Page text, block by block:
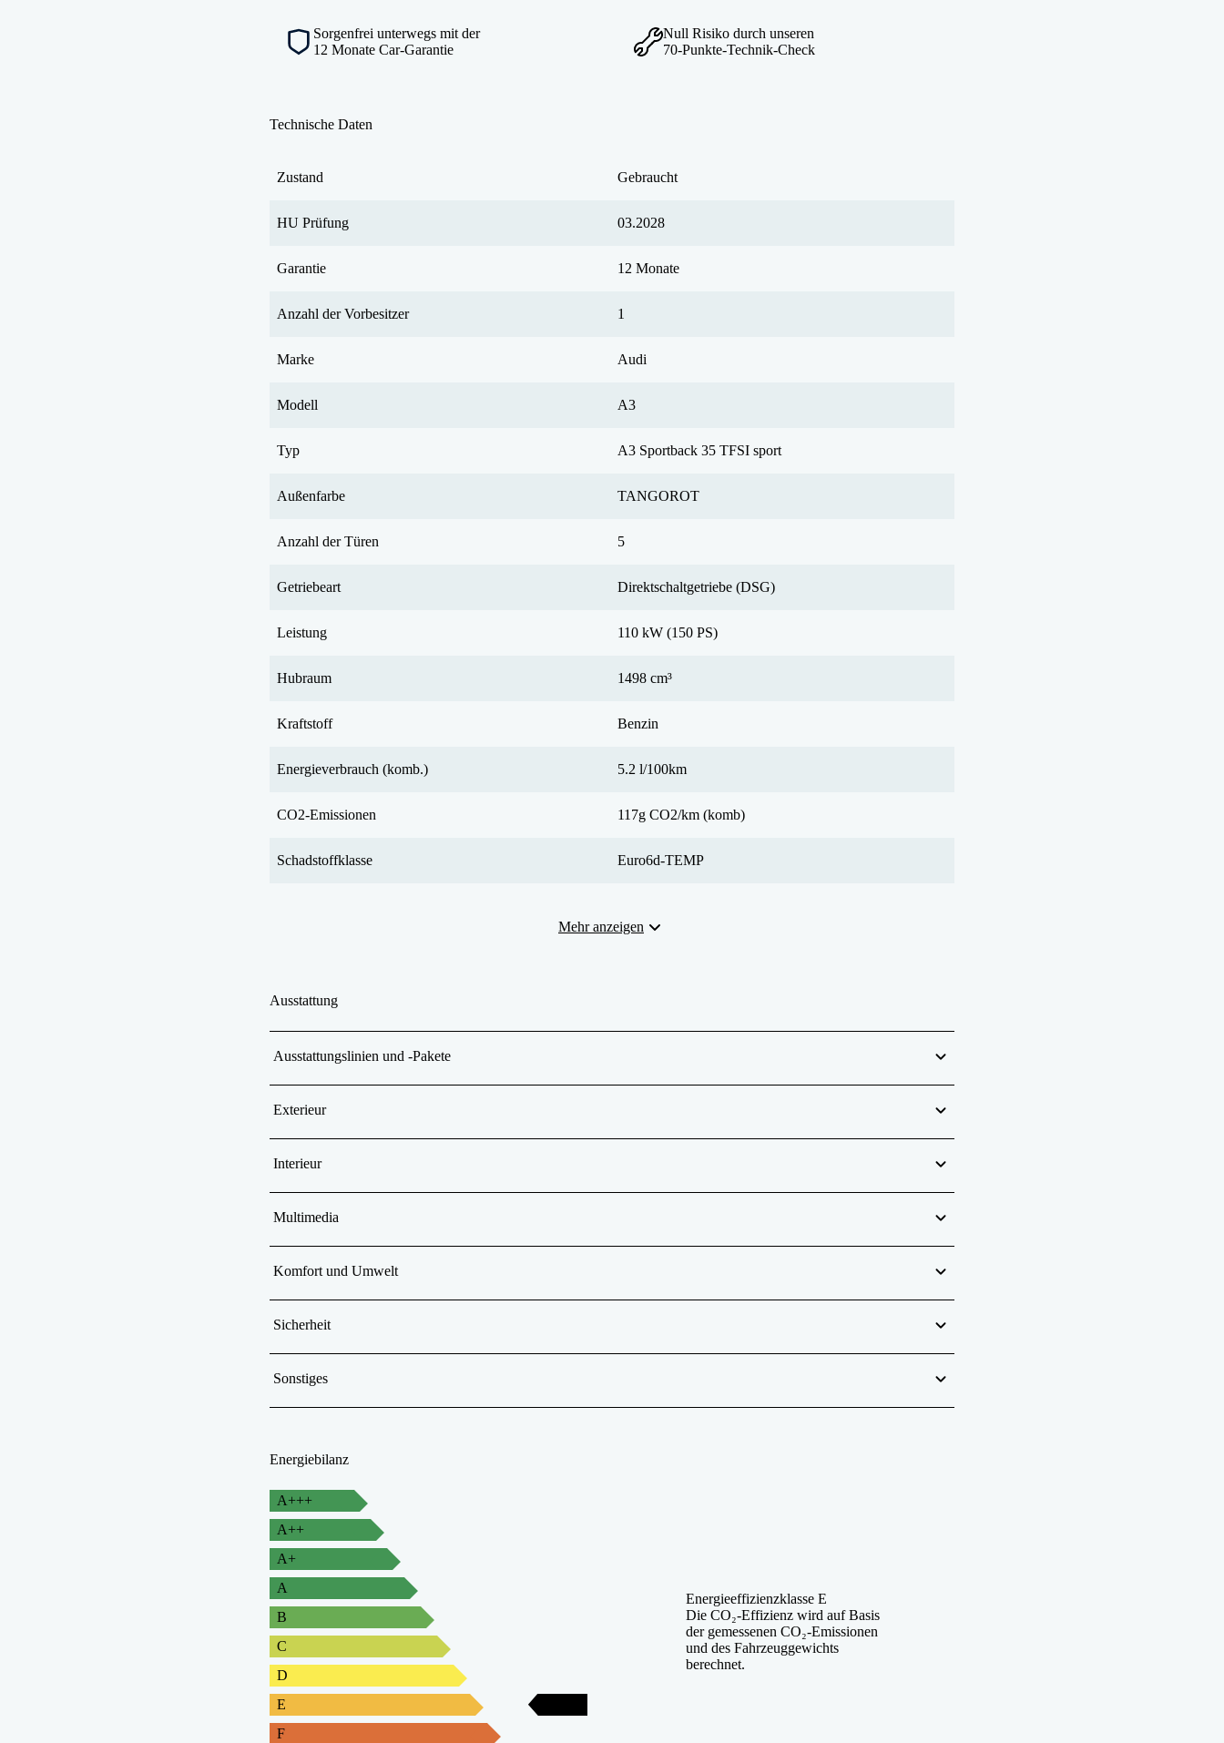
Sorgenfrei unterwegs mit der
12 Monate Car-Garantie
Null Risiko durch unseren
70-Punkte-Technik-Check
Technische Daten
Zustand Gebraucht
HU Prüfung 03.2028
Garantie 12 Monate
Anzahl der Vorbesitzer 1
Marke Audi
Modell A3
Typ A3 Sportback 35 TFSI sport
Außenfarbe TANGOROT
Anzahl der Türen 5
Getriebeart Direktschaltgetriebe (DSG)
Leistung 110 kW (150 PS)
Hubraum 1498 cm³
Kraftstoff Benzin
Energieverbrauch (komb.) 5.2 l/100km
CO2-Emissionen 117g CO2/km (komb)
Schadstoffklasse Euro6d-TEMP
Mehr anzeigen
Ausstattung
Ausstattungslinien und -Pakete
Exterieur
Interieur
Multimedia
Komfort und Umwelt
Sicherheit
Sonstiges
Energiebilanz
A+++
A++
A+
A
B
C
D
E
F
Energieeffizienzklasse E
Die CO₂-Effizienz wird auf Basis
der gemessenen CO₂-Emissionen
und des Fahrzeuggewichts
berechnet.